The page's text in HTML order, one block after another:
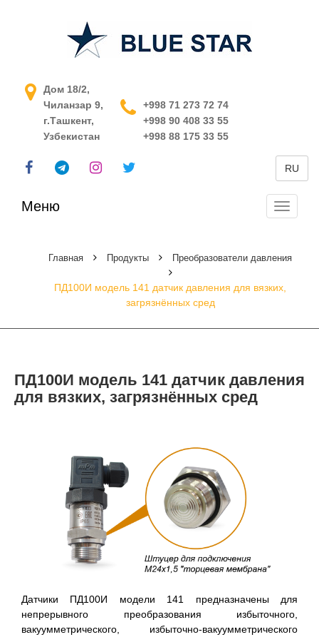
АСУ ТП в Узбекистане
Дом 18/2,
Чиланзар 9,
г.Ташкент,
Узбекистан
+998 71 273 72 74
+998 90 408 33 55
+998 88 175 33 55
RU
Меню
Главная Продукты Преобразователи давления
ПД100И модель 141 датчик давления для вязких,
загрязнённых сред
ПД100И модель 141 датчик давления
для вязких, загрязнённых сред
Датчики ПД100И модели 141 предназначены для
непрерывного преобразования избыточного,
вакуумметрического, избыточно-вакуумметрического